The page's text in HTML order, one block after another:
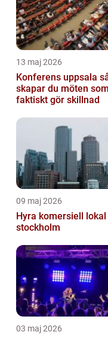
13 maj 2026
Konferens uppsala så
skapar du möten som
faktiskt gör skillnad
09 maj 2026
Hyra komersiell lokal
stockholm
03 maj 2026